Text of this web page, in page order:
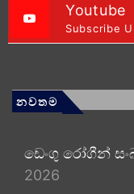
Youtube
Subscribe
නවතම
ඩෙංගු රෝගීන්
2026